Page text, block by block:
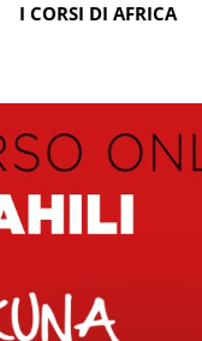
I CORSI DI AFRICA